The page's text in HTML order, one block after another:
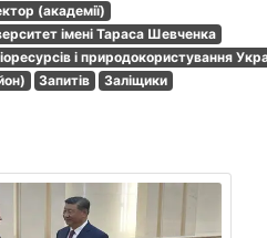
(академії)
імені Тараса Шевченка
і природокористування
Запитів
Заліщики